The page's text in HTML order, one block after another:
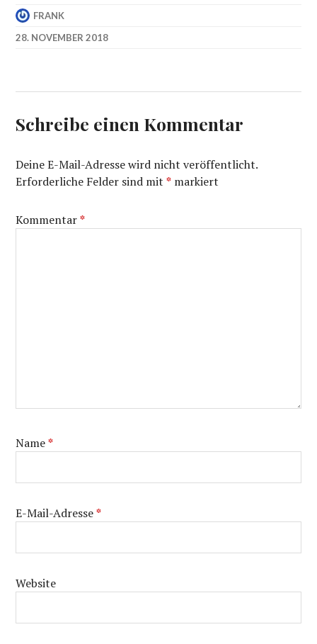
FRANK
28. NOVEMBER 2018
Schreibe einen Kommentar
Deine E-Mail-Adresse wird nicht veröffentlicht.
Erforderliche Felder sind mit* markiert
Kommentar*
Name*
E-Mail-Adresse*
Website